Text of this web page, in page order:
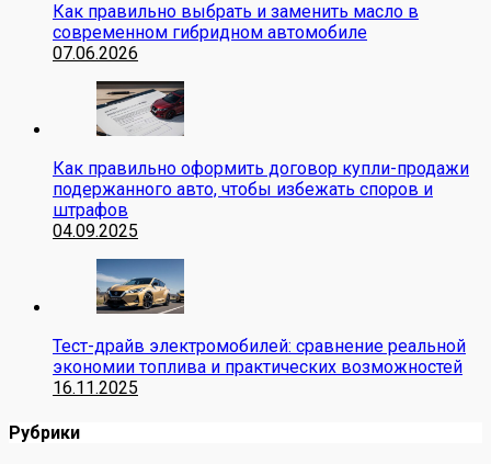
Как правильно выбрать и заменить масло в
современном гибридном автомобиле
07.06.2026
Как правильно оформить договор купли-продажи
подержанного авто, чтобы избежать споров и
штрафов
04.09.2025
Тест-драйв электромобилей: сравнение реальной
экономии топлива и практических возможностей
16.11.2025
Рубрики